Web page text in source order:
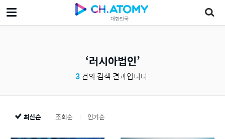
대한민국
러시아법인
3건의 검색 결과입니다.
최신순 조회순 인기순